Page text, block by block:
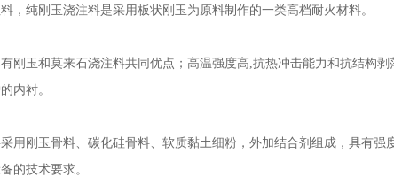
，纯刚玉浇注料是采用板状刚玉为原料制作的一类高档耐火材料。
刚玉和莫来石浇注料共同优点；高温强度高,抗热冲击能力和抗结构
内衬。
用刚玉骨料、碳化硅骨料、软质黏土细粉，外加结合剂组成，具有
的技术要求。